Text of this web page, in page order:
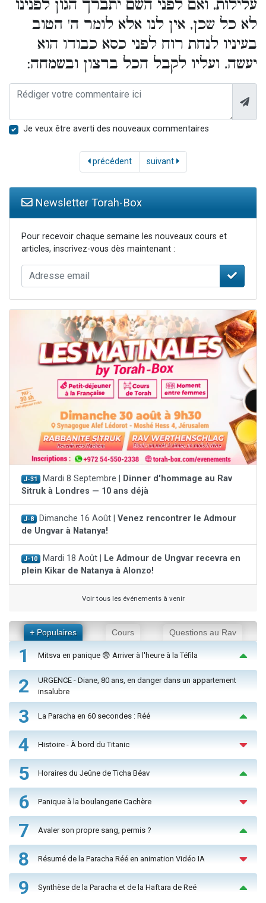
עלילות, ואם לפני השם יתברך הגון לפנינו
לא כל שכן, אין לנו אלא לומר ה' הטוב
בעיניו לנחת רוח לפני כסא כבודו הוא
יעשה, ועליו לקבל הכל ברצון ובשמחה:
Je veux être averti des nouveaux commentaires
précédent suivant
Newsletter Torah-Box
Pour recevoir chaque semaine les nouveaux cours et
articles, inscrivez-vous dès maintenant :
J-31 Mardi 8 Septembre |
Dinner d'hommage au Rav
Sitruk à Londres — 10 ans déjà
J-8 Dimanche 16 Août | Venez rencontrer le Admour
de Ungvar à Natanya!
J-10 Mardi 18 Août |
Le Admour de Ungvar recevra en
plein Kikar de Natanya à Alonzo!
Voir tous les événements à venir
+ Populaires Cours Questions au Rav
1 Mitsva en panique 😨 Arriver à l'heure à la Téfila
2
URGENCE - Diane, 80 ans, en danger dans un appartement
insalubre
3 La Paracha en 60 secondes : Réé
4 Histoire - À bord du Titanic
5 Horaires du Jeûne de Ticha Béav
6 Panique à la boulangerie Cachère
7 Avaler son propre sang, permis ?
8 Résumé de la Paracha Réé en animation Vidéo IA
9 Synthèse de la Paracha et de la Haftara de Reé